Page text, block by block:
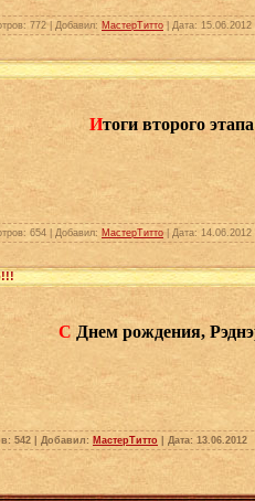
772 | Добавил: МастерТитто | Дата: 15.06.2012
Итоги второго этапа
654 | Добавил: МастерТитто | Дата: 14.06.2012
С Днем рождения,
542 | Добавил: МастерТитто | Дата: 13.06.2012